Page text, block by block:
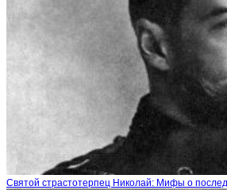
Святой страстотерпец Николай: Мифы о